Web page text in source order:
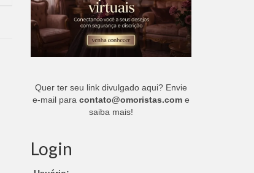
Quer ter seu link divulgado aqui? Envie
e-mail para contato@omoristas.come
saiba mais!
Login